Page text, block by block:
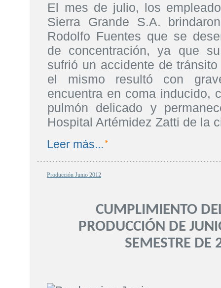
El mes de julio, los
Sierra Grande S.A.
Rodolfo Fuentes que se
de concentración, ya que
sufrió un accidente de
el mismo resultó con
encuentra en coma inducido,
pulmón delicado y
Hospital Artémidez Zatti de la
Leer más...
Producción Junio 2012
CUMPLIMIENTO
PRODUCCIÓN DE
SEMESTRE DE